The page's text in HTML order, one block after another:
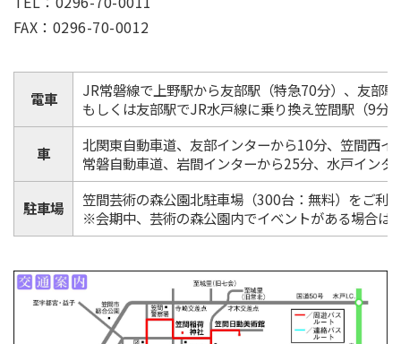
FAX：0296-70-0012
電車
JR常磐線で上野駅から友部駅（特急70分）、友部
もしくは友部駅でJR水戸線に乗り換え笠間駅（9分
車
北関東自動車道、友部インターから10分、笠間西イ
常磐自動車道、岩間インターから25分、水戸インタ
駐車場
笠間芸術の森公園北駐車場（300台：無料）をご利
※会期中、芸術の森公園内でイベントがある場合は